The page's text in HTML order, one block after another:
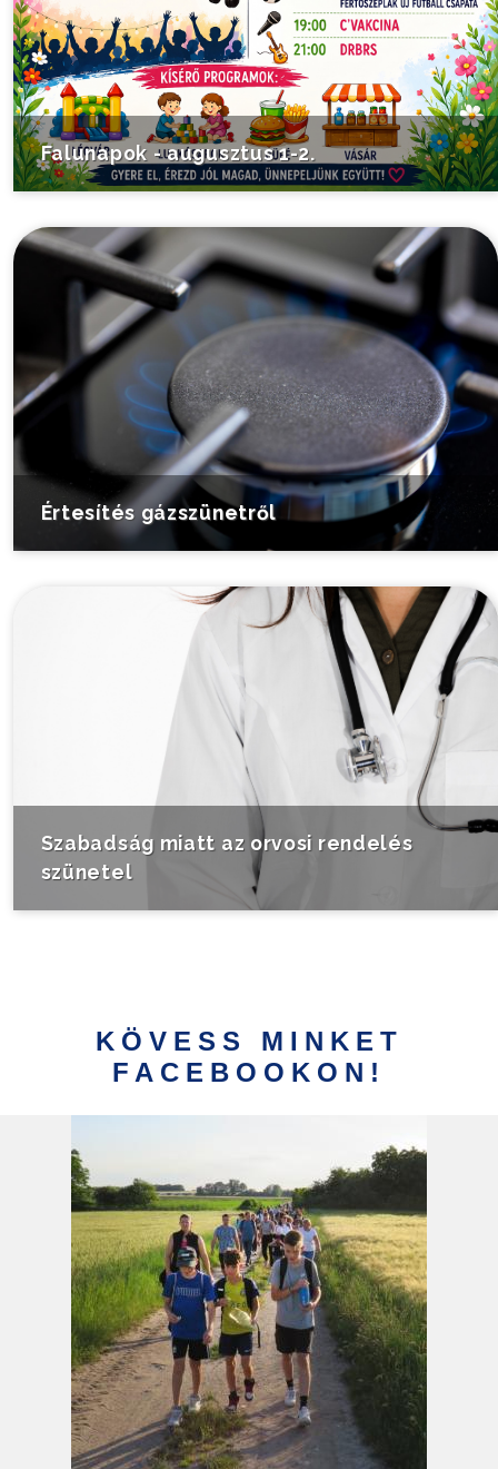
Falunapok - augusztus 1-2.
Értesítés gázszünetről
Szabadság miatt az orvosi rendelés
szünetel
KÖVESS MINKET
FACEBOOKON!